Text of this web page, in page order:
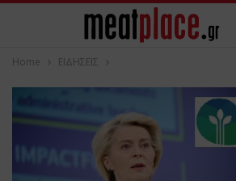
Home ΕΙΔΗΣΕΙΣ